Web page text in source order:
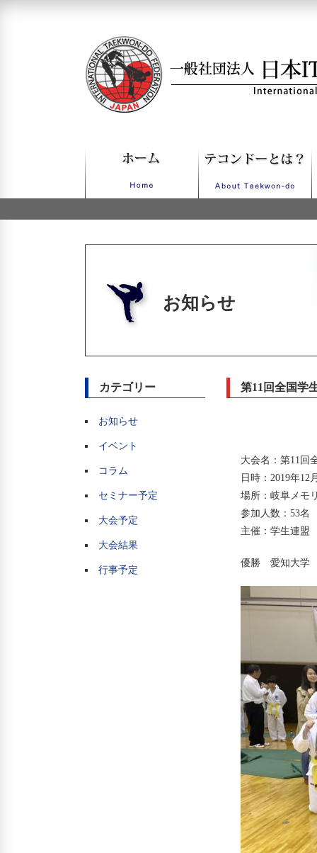
お知らせ
カテゴリー
お知らせ
イベント
コラム
セミナー予定
大会予定
大会結果
行事予定
第11回全国学
大会名：第11回
日時：2019年12
場所：岐阜メモ
参加人数：53名
主催：学生連盟
優勝 愛知大学